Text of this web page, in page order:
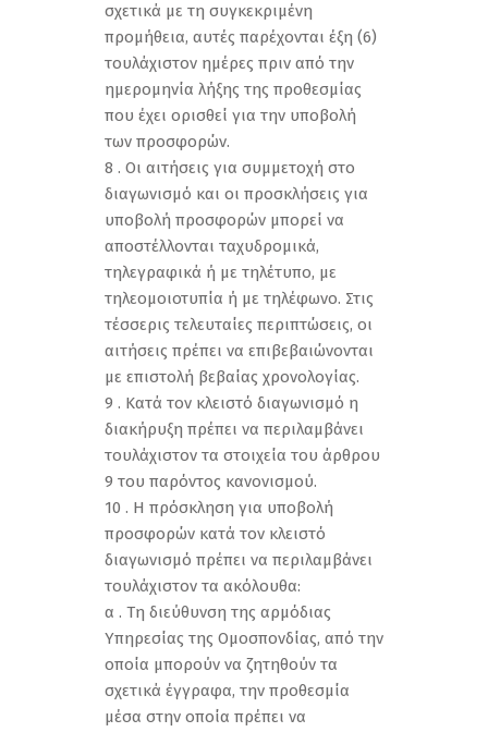
σχετικά με τη συγκεκριμένη
προμήθεια, αυτές παρέχονται έξη (6)
τουλάχιστον ημέρες πριν από την
ημερομηνία λήξης της προθεσμίας
που έχει ορισθεί για την υποβολή
των προσφορών.
8 . Οι αιτήσεις για συμμετοχή στο
διαγωνισμό και οι προσκλήσεις για
υποβολή προσφορών μπορεί να
αποστέλλονται ταχυδρομικά,
τηλεγραφικά ή με τηλέτυπο, με
τηλεομοιοτυπία ή με τηλέφωνο. Στις
τέσσερις τελευταίες περιπτώσεις, οι
αιτήσεις πρέπει να επιβεβαιώνονται
με επιστολή βεβαίας χρονολογίας.
9 . Κατά τον κλειστό διαγωνισμό η
διακήρυξη πρέπει να περιλαμβάνει
τουλάχιστον τα στοιχεία του άρθρου
9 του παρόντος κανονισμού.
10 . Η πρόσκληση για υποβολή
προσφορών κατά τον κλειστό
διαγωνισμό πρέπει να περιλαμβάνει
τουλάχιστον τα ακόλουθα:
α . Τη διεύθυνση της αρμόδιας
Υπηρεσίας της Ομοσπονδίας, από την
οποία μπορούν να ζητηθούν τα
σχετικά έγγραφα, την προθεσμία
μέσα στην οποία πρέπει να